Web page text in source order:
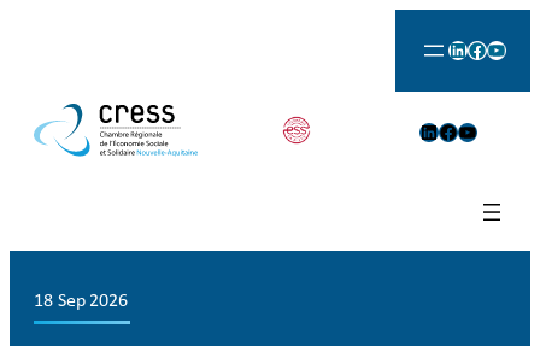
LinkedIn
Facebook
LinkedIn
Facebook
YouTube
18 Sep 2026